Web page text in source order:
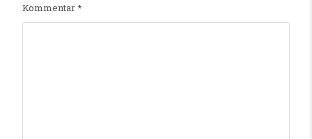
Kommentar*